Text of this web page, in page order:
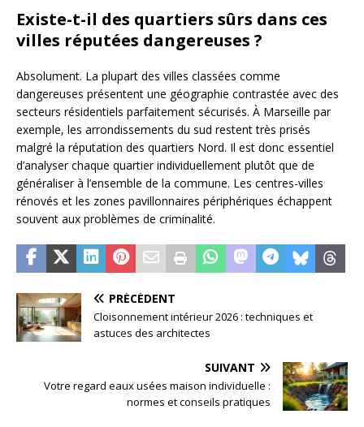
Existe-t-il des quartiers sûrs dans ces
villes réputées dangereuses ?
Absolument. La plupart des villes classées comme
dangereuses présentent une géographie contrastée avec des
secteurs résidentiels parfaitement sécurisés. À Marseille par
exemple, les arrondissements du sud restent très prisés
malgré la réputation des quartiers Nord. Il est donc essentiel
d’analyser chaque quartier individuellement plutôt que de
généraliser à l’ensemble de la commune. Les centres-villes
rénovés et les zones pavillonnaires périphériques échappent
souvent aux problèmes de criminalité.
PRÉCÉDENT
Cloisonnement intérieur 2026 : techniques et
astuces des architectes
SUIVANT
Votre regard eaux usées maison individuelle :
normes et conseils pratiques